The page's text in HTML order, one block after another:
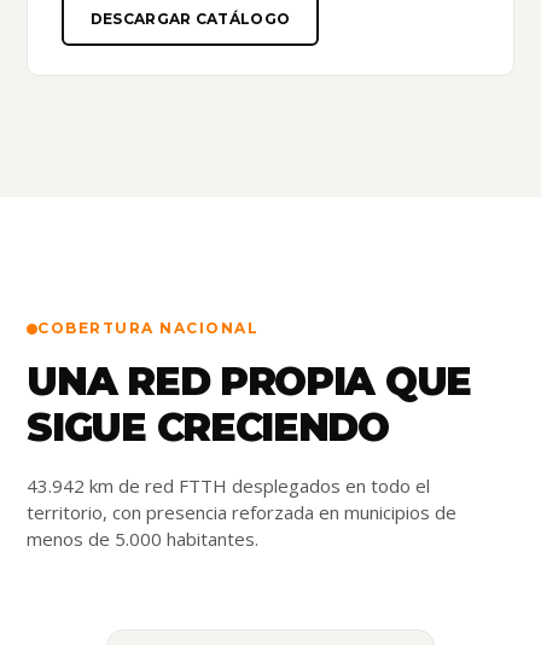
DESCARGAR CATÁLOGO
COBERTURA NACIONAL
UNA RED PROPIA QUE
SIGUE CRECIENDO
43.942 km de red FTTH desplegados en todo el
territorio, con presencia reforzada en municipios de
menos de 5.000 habitantes.